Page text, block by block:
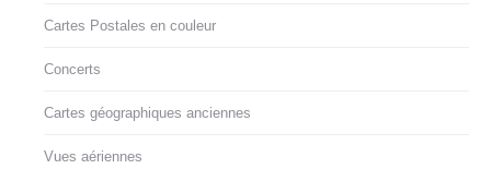
Cartes Postales en couleur
Concerts
Cartes géographiques anciennes
Vues aériennes